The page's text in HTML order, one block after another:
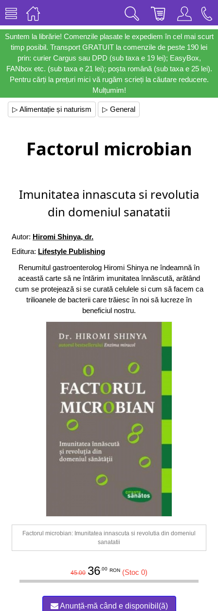
Suntem la librărie! Comenzile plasate le expediem în cel mai scurt
timp posibil. Transport GRATUIT la comenzile de peste 190 lei
prin: curier Cargus sau DPD (sub taxa e 19 lei); EasyBox,
FANbox etc. (sub taxa e 21 lei); poșta română (sub taxa e 25 lei).
Pentru cărți la prețuri mici vă rugăm scrieți la căutare reducere.
Mulțumim!
▷ Alimentație și naturism ▷ General
Factorul microbian
Imunitatea innascuta si revolutia
din domeniul sanatatii
Autor: Hiromi Shinya, dr.
Editura: Lifestyle Publishing
Renumitul gastroenterolog Hiromi Shinya ne îndeamnă în
această carte să ne întărim imunitatea înnăscută, arătând
cum se protejează si se curată celulele si cum să facem ca
trilioanele de bacterii care trăiesc în noi să lucreze în
beneficiul nostru.
Factorul microbian: Imunitatea innascuta si revolutia din domeniul
sanatatii
45.00 36.00 RON (Stoc 0)
Anunță-mă când e disponibil(ă)